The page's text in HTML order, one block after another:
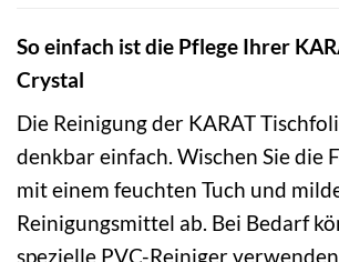
So einfach ist die Pflege Ihrer
Crystal
Die Reinigung der KARAT
denkbar einfach. Wischen Sie die
mit einem feuchten Tuch und
Reinigungsmittel ab. Bei Bedarf
spezielle PVC-Reiniger